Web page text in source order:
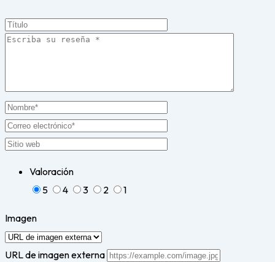
Valoración
5
4 3 2 1
Imagen
URL de imagen externa